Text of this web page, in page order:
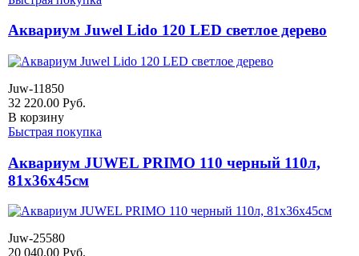
Аквариум Juwel Lido 120 LED светлое дерево
Juw-11850
32 220.00 Руб.
В корзину
Быстрая покупка
Аквариум JUWEL PRIMO 110 черный 110л,
81х36х45см
Juw-25580
20 040.00 Руб.